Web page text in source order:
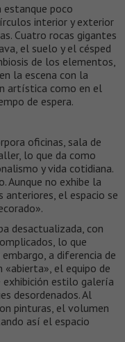
estanque poco
interior y exterior
Cuatro rocas gigantes
el suelo y el césped
de los elementos,
la escena con la
artística como en el
de espera.
oficinas, sala de
lo que da como
y vida cotidiana.
Aunque no exhibe la
el espacio se
desactualizada, con
lo que
embargo, a diferencia de
el equipo de
exhibición estilo galería
desordenados. Al
pinturas, el volumen
así el espacio